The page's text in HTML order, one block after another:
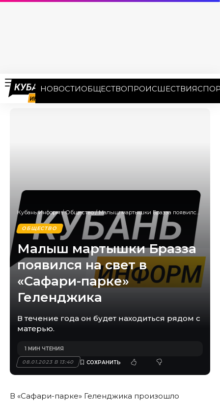
НОВОСТИОБЩЕСТВОПРОИСШЕСТВИЯ
Кубань Информ/Общество/Малыш мартышки Бразза появился на свет в «Сафари-парке» Геленджика
ОБЩЕСТВО
Малыш мартышки Бразза
появился на свет в
«Сафари-парке»
Геленджика
В течение года он будет находиться рядом с
матерью.
08.01.2023 В 13:40
1 МИН ЧТЕНИЯ
В «Сафари-парке» Геленджика произошло